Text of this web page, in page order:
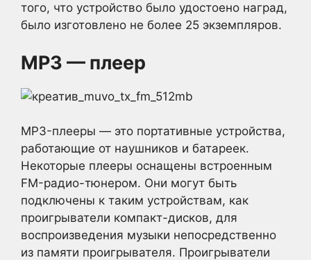
того, что устройство было удостоено наград,
было изготовлено не более 25 экземпляров.
MP3 — плеер
MP3-плееры — это портативные устройства,
работающие от наушников и батареек.
Некоторые плееры оснащены встроенным
FM-радио-тюнером. Они могут быть
подключены к таким устройствам, как
проигрыватели компакт-дисков, для
воспроизведения музыки непосредственно
из памяти проигрывателя. Проигрыватели